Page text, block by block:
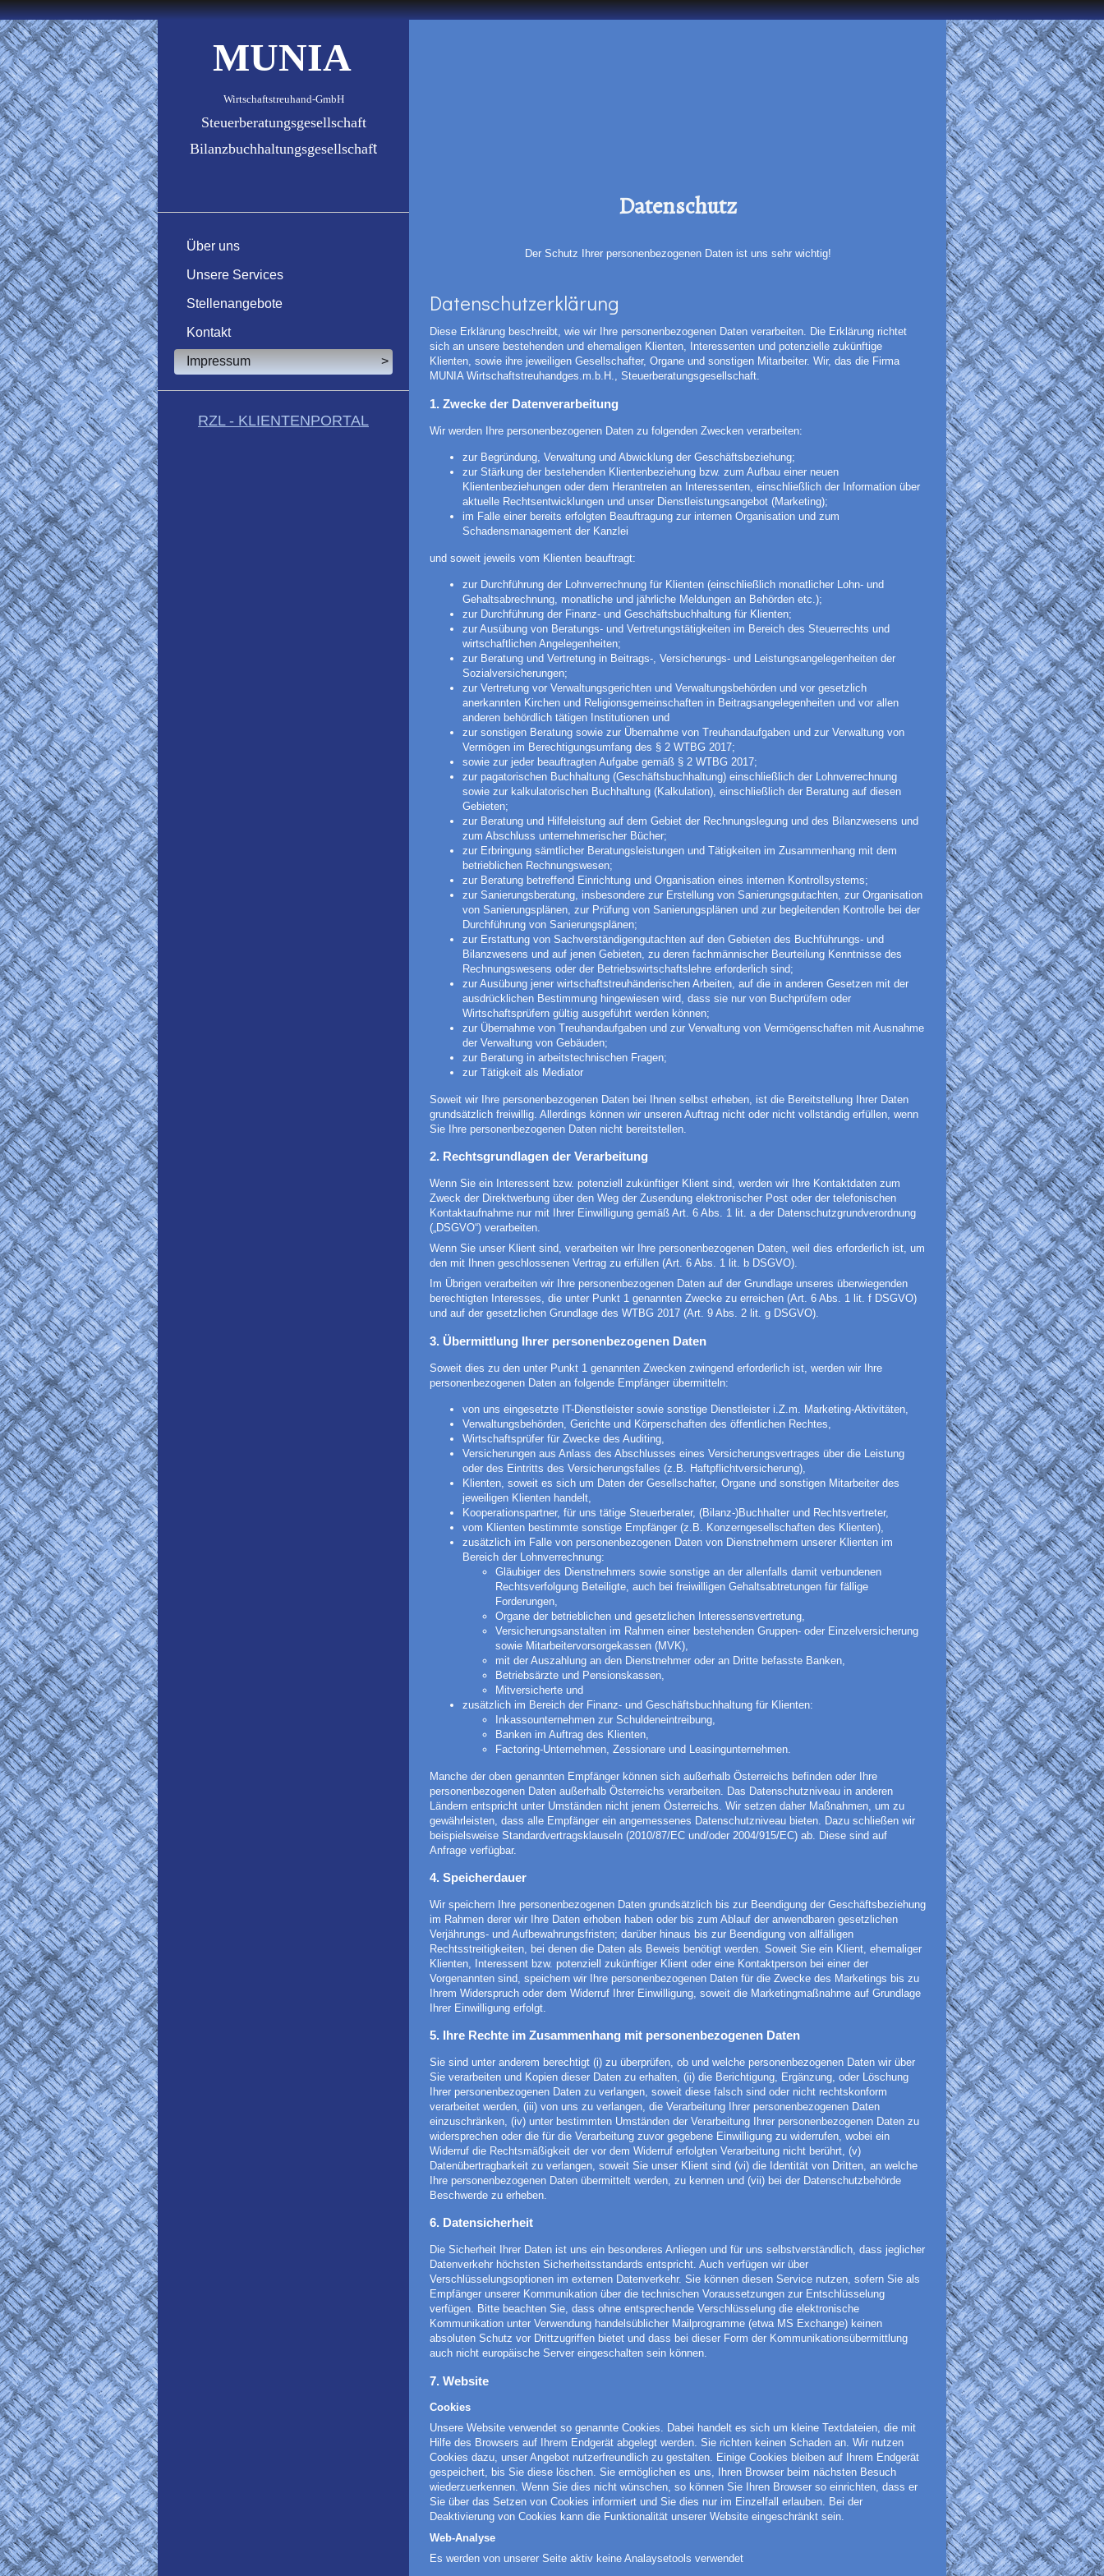
MUNIA
Wirtschaftstreuhand-GmbH
Steuerberatungsgesellschaft
Bilanzbuchhaltungsgesellschaft
Über uns
Unsere Services
Stellenangebote
Kontakt
>
Impressum
RZL - KLIENTENPORTAL
Datenschutz
Der Schutz Ihrer personenbezogenen Daten ist uns sehr wichtig!
Datenschutzerklärung
Diese Erklärung beschreibt, wie wir Ihre personenbezogenen Daten verarbeiten. Die Erklärung richtet
sich an unsere bestehenden und ehemaligen Klienten, Interessenten und potenzielle zukünftige
Klienten, sowie ihre jeweiligen Gesellschafter, Organe und sonstigen Mitarbeiter. Wir, das die Firma
MUNIA Wirtschaftstreuhandges.m.b.H., Steuerberatungsgesellschaft.
1. Zwecke der Datenverarbeitung
Wir werden Ihre personenbezogenen Daten zu folgenden Zwecken verarbeiten:
zur Begründung, Verwaltung und Abwicklung der Geschäftsbeziehung;
zur Stärkung der bestehenden Klientenbeziehung bzw. zum Aufbau einer neuen
Klientenbeziehungen oder dem Herantreten an Interessenten, einschließlich der Information über
aktuelle Rechtsentwicklungen und unser Dienstleistungsangebot (Marketing);
im Falle einer bereits erfolgten Beauftragung zur internen Organisation und zum
Schadensmanagement der Kanzlei
und soweit jeweils vom Klienten beauftragt:
zur Durchführung der Lohnverrechnung für Klienten (einschließlich monatlicher Lohn- und
Gehaltsabrechnung, monatliche und jährliche Meldungen an Behörden etc.);
zur Durchführung der Finanz- und Geschäftsbuchhaltung für Klienten;
zur Ausübung von Beratungs- und Vertretungstätigkeiten im Bereich des Steuerrechts und
wirtschaftlichen Angelegenheiten;
zur Beratung und Vertretung in Beitrags-, Versicherungs- und Leistungsangelegenheiten der
Sozialversicherungen;
zur Vertretung vor Verwaltungsgerichten und Verwaltungsbehörden und vor gesetzlich
anerkannten Kirchen und Religionsgemeinschaften in Beitragsangelegenheiten und vor allen
anderen behördlich tätigen Institutionen und
zur sonstigen Beratung sowie zur Übernahme von Treuhandaufgaben und zur Verwaltung von
Vermögen im Berechtigungsumfang des § 2 WTBG 2017;
sowie zur jeder beauftragten Aufgabe gemäß § 2 WTBG 2017;
zur pagatorischen Buchhaltung (Geschäftsbuchhaltung) einschließlich der Lohnverrechnung
sowie zur kalkulatorischen Buchhaltung (Kalkulation), einschließlich der Beratung auf diesen
Gebieten;
zur Beratung und Hilfeleistung auf dem Gebiet der Rechnungslegung und des Bilanzwesens und
zum Abschluss unternehmerischer Bücher;
zur Erbringung sämtlicher Beratungsleistungen und Tätigkeiten im Zusammenhang mit dem
betrieblichen Rechnungswesen;
zur Beratung betreffend Einrichtung und Organisation eines internen Kontrollsystems;
zur Sanierungsberatung, insbesondere zur Erstellung von Sanierungsgutachten, zur Organisation
von Sanierungsplänen, zur Prüfung von Sanierungsplänen und zur begleitenden Kontrolle bei der
Durchführung von Sanierungsplänen;
zur Erstattung von Sachverständigengutachten auf den Gebieten des Buchführungs- und
Bilanzwesens und auf jenen Gebieten, zu deren fachmännischer Beurteilung Kenntnisse des
Rechnungswesens oder der Betriebswirtschaftslehre erforderlich sind;
zur Ausübung jener wirtschaftstreuhänderischen Arbeiten, auf die in anderen Gesetzen mit der
ausdrücklichen Bestimmung hingewiesen wird, dass sie nur von Buchprüfern oder
Wirtschaftsprüfern gültig ausgeführt werden können;
zur Übernahme von Treuhandaufgaben und zur Verwaltung von Vermögenschaften mit Ausnahme
der Verwaltung von Gebäuden;
zur Beratung in arbeitstechnischen Fragen;
zur Tätigkeit als Mediator
Soweit wir Ihre personenbezogenen Daten bei Ihnen selbst erheben, ist die Bereitstellung Ihrer Daten
grundsätzlich freiwillig. Allerdings können wir unseren Auftrag nicht oder nicht vollständig erfüllen, wenn
Sie Ihre personenbezogenen Daten nicht bereitstellen.
2. Rechtsgrundlagen der Verarbeitung
Wenn Sie ein Interessent bzw. potenziell zukünftiger Klient sind, werden wir Ihre Kontaktdaten zum
Zweck der Direktwerbung über den Weg der Zusendung elektronischer Post oder der telefonischen
Kontaktaufnahme nur mit Ihrer Einwilligung gemäß Art. 6 Abs. 1 lit. a der Datenschutzgrundverordnung
(„DSGVO“) verarbeiten.
Wenn Sie unser Klient sind, verarbeiten wir Ihre personenbezogenen Daten, weil dies erforderlich ist, um
den mit Ihnen geschlossenen Vertrag zu erfüllen (Art. 6 Abs. 1 lit. b DSGVO).
Im Übrigen verarbeiten wir Ihre personenbezogenen Daten auf der Grundlage unseres überwiegenden
berechtigten Interesses, die unter Punkt 1 genannten Zwecke zu erreichen (Art. 6 Abs. 1 lit. f DSGVO)
und auf der gesetzlichen Grundlage des WTBG 2017 (Art. 9 Abs. 2 lit. g DSGVO).
3. Übermittlung Ihrer personenbezogenen Daten
Soweit dies zu den unter Punkt 1 genannten Zwecken zwingend erforderlich ist, werden wir Ihre
personenbezogenen Daten an folgende Empfänger übermitteln:
von uns eingesetzte IT-Dienstleister sowie sonstige Dienstleister i.Z.m. Marketing-Aktivitäten,
Verwaltungsbehörden, Gerichte und Körperschaften des öffentlichen Rechtes,
Wirtschaftsprüfer für Zwecke des Auditing,
Versicherungen aus Anlass des Abschlusses eines Versicherungsvertrages über die Leistung
oder des Eintritts des Versicherungsfalles (z.B. Haftpflichtversicherung),
Klienten, soweit es sich um Daten der Gesellschafter, Organe und sonstigen Mitarbeiter des
jeweiligen Klienten handelt,
Kooperationspartner, für uns tätige Steuerberater, (Bilanz-)Buchhalter und Rechtsvertreter,
vom Klienten bestimmte sonstige Empfänger (z.B. Konzerngesellschaften des Klienten),
zusätzlich im Falle von personenbezogenen Daten von Dienstnehmern unserer Klienten im
Bereich der Lohnverrechnung:
Gläubiger des Dienstnehmers sowie sonstige an der allenfalls damit verbundenen
Rechtsverfolgung Beteiligte, auch bei freiwilligen Gehaltsabtretungen für fällige
Forderungen,
Organe der betrieblichen und gesetzlichen Interessensvertretung,
Versicherungsanstalten im Rahmen einer bestehenden Gruppen- oder Einzelversicherung
sowie Mitarbeitervorsorgekassen (MVK),
mit der Auszahlung an den Dienstnehmer oder an Dritte befasste Banken,
Betriebsärzte und Pensionskassen,
Mitversicherte und
zusätzlich im Bereich der Finanz- und Geschäftsbuchhaltung für Klienten:
Inkassounternehmen zur Schuldeneintreibung,
Banken im Auftrag des Klienten,
Factoring-Unternehmen, Zessionare und Leasingunternehmen.
Manche der oben genannten Empfänger können sich außerhalb Österreichs befinden oder Ihre
personenbezogenen Daten außerhalb Österreichs verarbeiten. Das Datenschutzniveau in anderen
Ländern entspricht unter Umständen nicht jenem Österreichs. Wir setzen daher Maßnahmen, um zu
gewährleisten, dass alle Empfänger ein angemessenes Datenschutzniveau bieten. Dazu schließen wir
beispielsweise Standardvertragsklauseln (2010/87/EC und/oder 2004/915/EC) ab. Diese sind auf
Anfrage verfügbar.
4. Speicherdauer
Wir speichern Ihre personenbezogenen Daten grundsätzlich bis zur Beendigung der Geschäftsbeziehung
im Rahmen derer wir Ihre Daten erhoben haben oder bis zum Ablauf der anwendbaren gesetzlichen
Verjährungs- und Aufbewahrungsfristen; darüber hinaus bis zur Beendigung von allfälligen
Rechtsstreitigkeiten, bei denen die Daten als Beweis benötigt werden. Soweit Sie ein Klient, ehemaliger
Klienten, Interessent bzw. potenziell zukünftiger Klient oder eine Kontaktperson bei einer der
Vorgenannten sind, speichern wir Ihre personenbezogenen Daten für die Zwecke des Marketings bis zu
Ihrem Widerspruch oder dem Widerruf Ihrer Einwilligung, soweit die Marketingmaßnahme auf Grundlage
Ihrer Einwilligung erfolgt.
5. Ihre Rechte im Zusammenhang mit personenbezogenen Daten
Sie sind unter anderem berechtigt (i) zu überprüfen, ob und welche personenbezogenen Daten wir über
Sie verarbeiten und Kopien dieser Daten zu erhalten, (ii) die Berichtigung, Ergänzung, oder Löschung
Ihrer personenbezogenen Daten zu verlangen, soweit diese falsch sind oder nicht rechtskonform
verarbeitet werden, (iii) von uns zu verlangen, die Verarbeitung Ihrer personenbezogenen Daten
einzuschränken, (iv) unter bestimmten Umständen der Verarbeitung Ihrer personenbezogenen Daten zu
widersprechen oder die für die Verarbeitung zuvor gegebene Einwilligung zu widerrufen, wobei ein
Widerruf die Rechtsmäßigkeit der vor dem Widerruf erfolgten Verarbeitung nicht berührt, (v)
Datenübertragbarkeit zu verlangen, soweit Sie unser Klient sind (vi) die Identität von Dritten, an welche
Ihre personenbezogenen Daten übermittelt werden, zu kennen und (vii) bei der Datenschutzbehörde
Beschwerde zu erheben.
6. Datensicherheit
Die Sicherheit Ihrer Daten ist uns ein besonderes Anliegen und für uns selbstverständlich, dass jeglicher
Datenverkehr höchsten Sicherheitsstandards entspricht. Auch verfügen wir über
Verschlüsselungsoptionen im externen Datenverkehr. Sie können diesen Service nutzen, sofern Sie als
Empfänger unserer Kommunikation über die technischen Voraussetzungen zur Entschlüsselung
verfügen. Bitte beachten Sie, dass ohne entsprechende Verschlüsselung die elektronische
Kommunikation unter Verwendung handelsüblicher Mailprogramme (etwa MS Exchange) keinen
absoluten Schutz vor Drittzugriffen bietet und dass bei dieser Form der Kommunikationsübermittlung
auch nicht europäische Server eingeschalten sein können.
7. Website
Cookies
Unsere Website verwendet so genannte Cookies. Dabei handelt es sich um kleine Textdateien, die mit
Hilfe des Browsers auf Ihrem Endgerät abgelegt werden. Sie richten keinen Schaden an. Wir nutzen
Cookies dazu, unser Angebot nutzerfreundlich zu gestalten. Einige Cookies bleiben auf Ihrem Endgerät
gespeichert, bis Sie diese löschen. Sie ermöglichen es uns, Ihren Browser beim nächsten Besuch
wiederzuerkennen. Wenn Sie dies nicht wünschen, so können Sie Ihren Browser so einrichten, dass er
Sie über das Setzen von Cookies informiert und Sie dies nur im Einzelfall erlauben. Bei der
Deaktivierung von Cookies kann die Funktionalität unserer Website eingeschränkt sein.
Web-Analyse
Es werden von unserer Seite aktiv keine Analaysetools verwendet